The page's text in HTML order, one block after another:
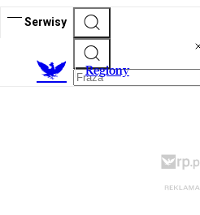
Serwisy
Regiony